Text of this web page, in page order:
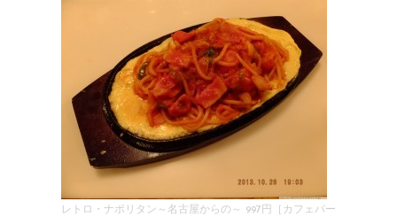
レトロ・ナポリタン～名古屋からの～ 997円［カフェバー